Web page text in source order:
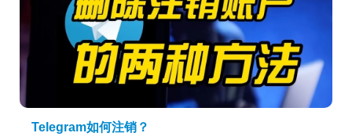
Telegram如何注销？